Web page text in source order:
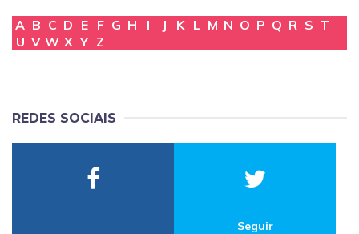
A B C D E F G H I J K L M N O P Q R S T
U V W X Y Z
REDES SOCIAIS
Seguir